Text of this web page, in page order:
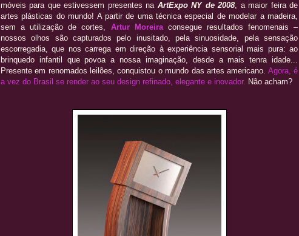
móveis para que estivessem presentes na ArtExpo NY de 2008, a maior feira de
artes plásticas do mundo! A partir de uma técnica especial de modelar a madeira,
sem a utilização de cortes, Artur Moreiraconsegue resultados fenomenais –
nossos olhos são capturados pelo inusitado, pela sinuosidade, pela sensação
escorregadia, que nos carrega em direção à experiência sensorial mais pura: ao
brinquedo infantil que povoa a nossa imaginação, desde a mais tenra idade...
Presente em renomados leilões, conquistou o mundo das artes americano. Agora, é
a vez do Brasil se render ao seu design refinado, elegante e inovador. Não acham?